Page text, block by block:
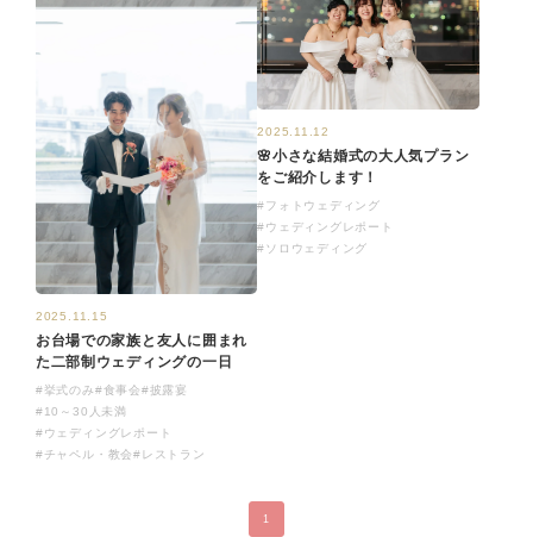
2025.11.15
お台場での家族と友人に囲まれ
た二部制ウェディングの一日
#挙式のみ#食事会#披露宴
#10～30人未満
#ウェディングレポート
#チャペル・教会#レストラン
2025.11.12
🌸小さな結婚式の大人気プラン
をご紹介します！
#フォトウェディング
#ウェディングレポート
#ソロウェディング
1